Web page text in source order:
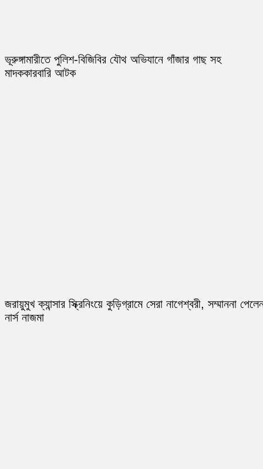
ভূরুঙ্গামারীতে পুলিশ-বিজিবির যৌথ অভিযানে গাঁজার গাছ সহ
মাদককারবারি আটক
জরায়ুমুখ ক্যান্সার স্ক্রিনিংয়ে কুড়িগ্রামে সেরা নাগেশ্বরী, সম্মাননা
নার্স নাজমা